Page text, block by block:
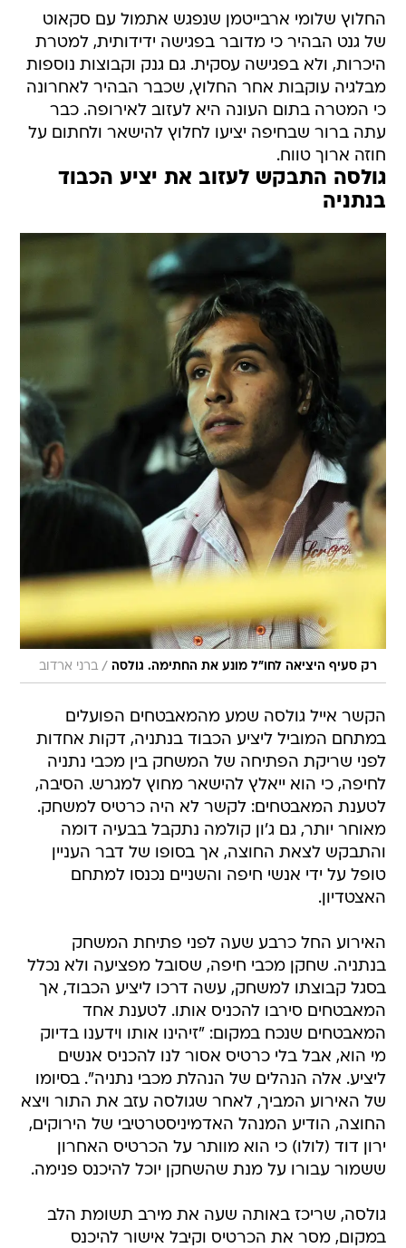
החלוץ שלומי ארבייטמן שנפגש אתמול עם סקאוט
של גנט הבהיר כי מדובר בפגישה ידידותית, למטרת
היכרות, ולא בפגישה עסקית. גם גנק וקבוצות נוספות
מבלגיה עוקבות אחר החלוץ, שכבר הבהיר לאחרונה
כי המטרה בתום העונה היא לעזוב לאירופה. כבר
עתה ברור שבחיפה יציעו לחלוץ להישאר ולחתום על
חוזה ארוך טווח.
גולסה התבקש לעזוב את יציע הכבוד
בנתניה
רק סעיף היציאה לחו"ל מונע את החתימה. גולסה / ברני ארדוב
הקשר אייל גולסה שמע מהמאבטחים הפועלים
במתחם המוביל ליציע הכבוד בנתניה, דקות אחדות
לפני שריקת הפתיחה של המשחק בין מכבי נתניה
לחיפה, כי הוא ייאלץ להישאר מחוץ למגרש. הסיבה,
לטענת המאבטחים: לקשר לא היה כרטיס למשחק.
מאוחר יותר, גם ג'ון קולמה נתקבל בבעיה דומה
והתבקש לצאת החוצה, אך בסופו של דבר העניין
טופל על ידי אנשי חיפה והשניים נכנסו למתחם
האצטדיון.
האירוע החל כרבע שעה לפני פתיחת המשחק
בנתניה. שחקן מכבי חיפה, שסובל מפציעה ולא נכלל
בסגל קבוצתו למשחק, עשה דרכו ליציע הכבוד, אך
המאבטחים סירבו להכניס אותו. לטענת אחד
המאבטחים שנכח במקום: "זיהינו אותו וידענו בדיוק
מי הוא, אבל בלי כרטיס אסור לנו להכניס אנשים
ליציע. אלה הנהלים של הנהלת מכבי נתניה". בסיומו
של האירוע המביך, לאחר שגולסה עזב את התור ויצא
החוצה, הודיע המנהל האדמיניסטרטיבי של הירוקים,
ירון דוד (לולו) כי הוא מוותר על הכרטיס האחרון
ששמור עבורו על מנת שהשחקן יוכל להיכנס פנימה.
גולסה, שריכז באותה שעה את מירב תשומת הלב
במקום, מסר את הכרטיס וקיבל אישור להיכנס